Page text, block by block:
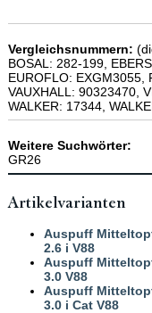
Vergleichsnummern:
BOSAL: 282-199,
EUROFLO: EXGM3055,
VAUXHALL: 90323470,
WALKER: 17344,
Weitere Suchwörter:
GR26
Artikelvarianten
Auspuff
2.6 i V88
Auspuff
3.0 V88
Auspuff
3.0 i Cat V88